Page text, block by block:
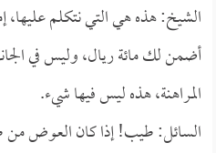
الشيخ: هذه هي التي نتكلم عليها،
أضمن لك مائة ريال، وليس في
المراهنة، هذه ليس فيها شيء.
السائل: طيب! إذا كان العوض